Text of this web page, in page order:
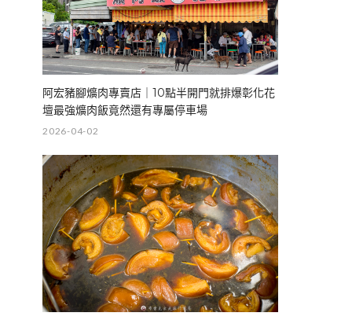
阿宏豬腳爌肉專賣店｜10點半開門就排爆彰化花
壇最強爌肉飯竟然還有專屬停車場
2026-04-02